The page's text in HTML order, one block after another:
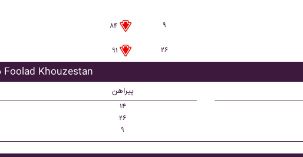
۸۴
۹
۹۱ ۲۶
بازیکن تعویضی Foolad Khouzestan
پیراهن
۱۴
۲۶
۹